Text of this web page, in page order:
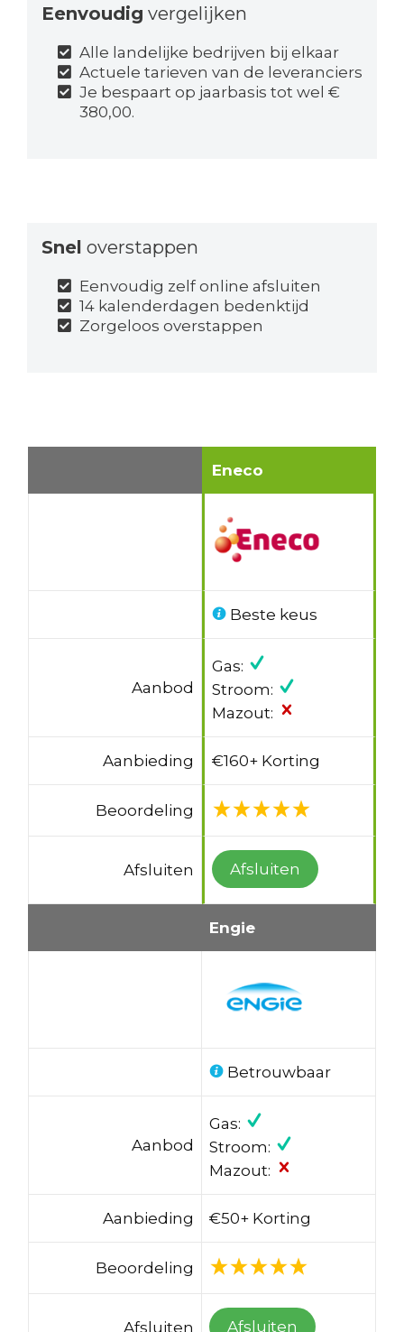
Eenvoudig vergelijken
Alle landelijke bedrijven bij elkaar
Actuele tarieven van de leveranciers
Je bespaart op jaarbasis tot wel €
380,00.
Snel overstappen
Eenvoudig zelf online afsluiten
14 kalenderdagen bedenktijd
Zorgeloos overstappen
Eneco
Beste keus
Aanbod
Gas:
Stroom:
Mazout:
Aanbieding €160+ Korting
Beoordeling
Afsluiten Afsluiten
Engie
Betrouwbaar
Aanbod
Gas:
Stroom:
Mazout:
Aanbieding €50+ Korting
Beoordeling
Afsluiten Afsluiten